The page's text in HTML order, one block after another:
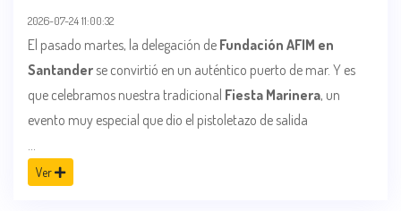
2026-07-24 11:00:32
El pasado martes, la delegación de Fundación AFIM en
Santanderse convirtió en un auténtico puerto de mar. Y es
que celebramos nuestra tradicional Fiesta Marinera, un
evento muy especial que dio el pistoletazo de salida
...
Ver